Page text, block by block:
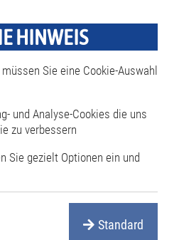
20 92
11 70
HINWEIS
Sie eine Cookie-Auswahl
und Analyse-Cookies die uns
zu verbessern
Sie gezielt Optionen ein und
Standard